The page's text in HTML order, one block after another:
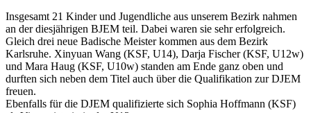
Insgesamt 21 Kinder und Jugendliche aus unserem Bezirk nahmen
an der diesjährigen BJEM teil. Dabei waren sie sehr erfolgreich.
Gleich drei neue Badische Meister kommen aus dem Bezirk
Karlsruhe. Xinyuan Wang (KSF, U14), Darja Fischer (KSF, U12w)
und Mara Haug (KSF, U10w) standen am Ende ganz oben und
durften sich neben dem Titel auch über die Qualifikation zur DJEM
freuen.
Ebenfalls für die DJEM qualifizierte sich Sophia Hoffmann (KSF)